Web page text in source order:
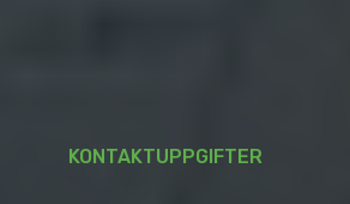
KONTAKTUPPGIFTER